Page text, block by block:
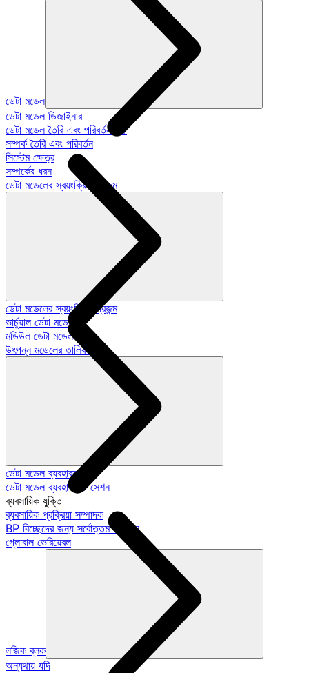
ডেটা মডেল
ডেটা মডেল ডিজাইনার
ডেটা মডেল তৈরি এবং পরিবর্তন করা
সম্পর্ক তৈরি এবং পরিবর্তন
সিস্টেম ক্ষেত্র
সম্পর্কের ধরন
ডেটা মডেলের স্বয়ংক্রিয়-প্রজন্ম
ডেটা মডেলের স্বয়ংক্রিয়-প্রজন্ম
ভার্চুয়াল ডেটা মডেল
মডিউল ডেটা মডেল
উৎপন্ন মডেলের তালিকা
ডেটা মডেল ব্যবহারকারী
ডেটা মডেল ব্যবহারকারী সেশন
ব্যবসায়িক যুক্তি
ব্যবসায়িক প্রক্রিয়া সম্পাদক
BP বিচ্ছেদের জন্য সর্বোত্তম অভ্যাস
গ্লোবাল ভেরিয়েবল
লজিক ব্লক
অন্যথায় যদি